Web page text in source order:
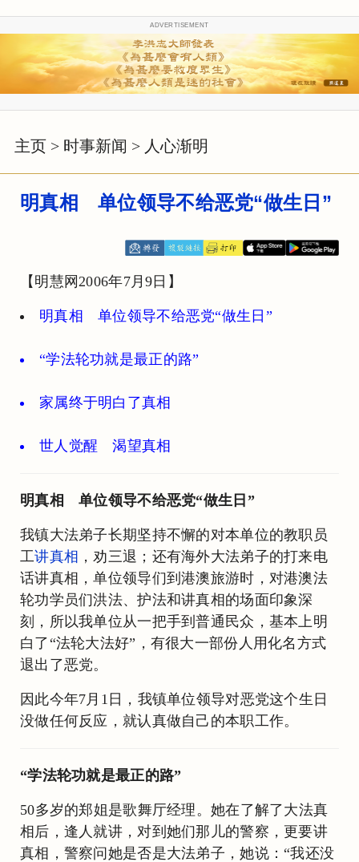
ADVERTISEMENT
主页 > 时事新闻 > 人心渐明
明真相 单位领导不给恶党“做生日”
【明慧网2006年7月9日】
明真相 单位领导不给恶党“做生日”
“学法轮功就是最正的路”
家属终于明白了真相
世人觉醒 渴望真相
明真相 单位领导不给恶党“做生日”
我镇大法弟子长期坚持不懈的对本单位的教职员
工讲真相 ，劝三退；还有海外大法弟子的打来电
话讲真相，单位领导们到港澳旅游时，对港澳法
轮功学员们洪法、护法和讲真相的场面印象深
刻，所以我单位从一把手到普通民众，基本上明
白了“法轮大法好”，有很大一部份人用化名方式
退出了恶党。
因此今年7月1日，我镇单位领导对恶党这个生日
没做任何反应，就认真做自己的本职工作。
“学法轮功就是最正的路”
50多岁的郑姐是歌舞厅经理。她在了解了大法真
相后，逢人就讲，对到她们那儿的警察，更要讲
真相，警察问她是否是大法弟子，她说：“我还没